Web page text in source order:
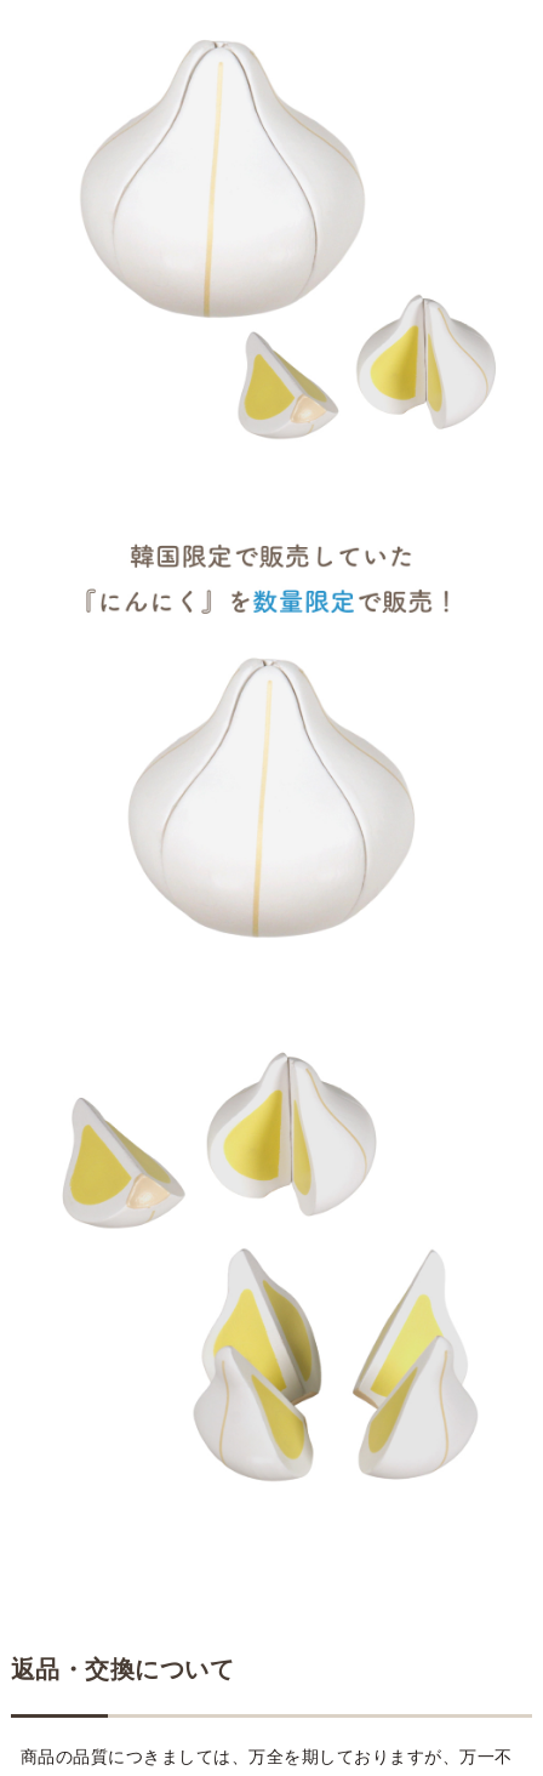
返品・交換について
商品の品質につきましては、万全を期しておりますが、万一不